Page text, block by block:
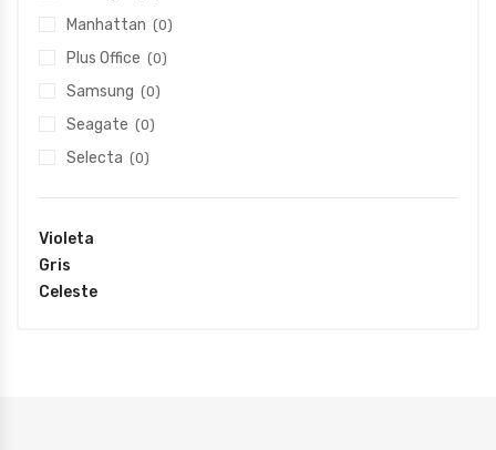
Manhattan (0)
Plus Office (0)
Samsung (0)
Seagate (0)
Selecta (0)
Violeta
Gris
Celeste